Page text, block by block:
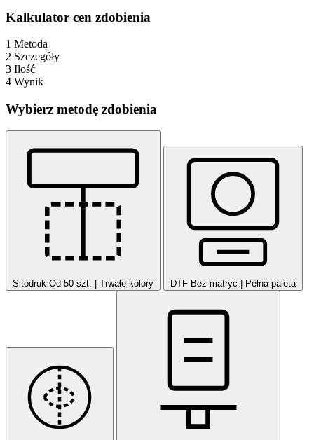
Kalkulator cen zdobienia
1 Metoda
2 Szczegóły
3 Ilość
4 Wynik
Wybierz metodę zdobienia
Sitodruk Od 50 szt. | Trwałe kolory DTF Bez matryc | Pełna paleta